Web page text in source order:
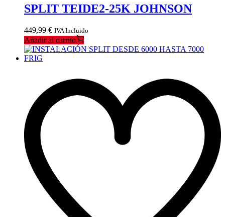
SPLIT TEIDE2-25K JOHNSON
449,99 € IVA Incluido
Añadir al carrito